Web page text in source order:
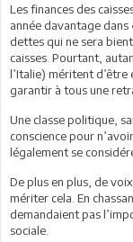
Les finances des
année davantage
dettes qui ne sera
caisses. Pourtant,
l’Italie) méritent
garantir à tous une
Une classe politique,
conscience pour
légalement se
De plus en plus, de
mériter cela. En
demandaient pas
sociale.